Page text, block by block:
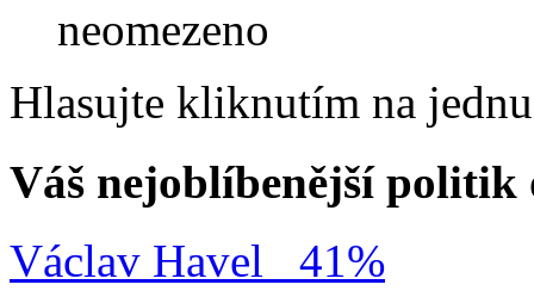
neomezeno
Hlasujte kliknutím na
Váš nejoblíbenější politik
Václav Havel
41%